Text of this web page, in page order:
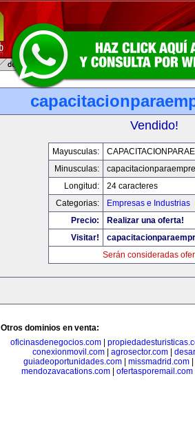
Vendido!
Mayusculas:
Minusculas:
Longitud:
24 caracteres
Categorias:
Empresas e Industrias
Precio:
Realizar una oferta!
Visitar!
Serán consideradas
Otros dominios en venta:
oficinasdenegocios.com
conexionmovil.com
agrosector.com
guiadeoportunidades.com| missmadrid.com|
mendozavacations.com
ofertasporemail.com